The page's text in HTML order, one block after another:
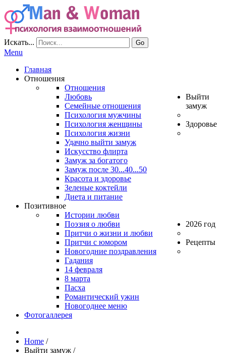
Искать... Go
Menu
Главная
Отношения
Отношения
Любовь
Семейные отношения
Психология мужчины
Психология женщины
Психология жизни
Выйти
замуж
Удачно выйти замуж
Искусство флирта
Замуж за богатого
Замуж после 30...40...50
Здоровье
Красота и здоровье
Зеленые коктейли
Диета и питание
Позитивное
Истории любви
Поэзия о любви
Притчи о жизни и любви
Притчи с юмором
2026 год
Новогодние поздравления
Гадания
14 февраля
8 марта
Рецепты
Пасха
Романтический ужин
Новогоднее меню
Фотогаллерея
Home /
Выйти замуж /